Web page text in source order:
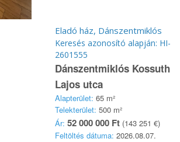
Eladó ház, Dánszentmiklós
Keresés azonosító alapján: HI-
2601555
Dánszentmiklós Kossuth
Lajos utca
Alapterület: 65 m²
Telekterület: 500 m²
Ár: 52 000 000 Ft (143 251 €)
Feltöltés dátuma: 2026.08.07.